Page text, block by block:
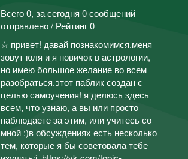
Всего 0, за сегодня 0 сообщений
отправлено / Рейтинг 0
☆ привет! давай познакомимся.меня
зовут юля и я новичок в астрологии,
но имею большое желание во всем
разобраться.этот паблик создан с
целью самоучения! я делюсь здесь
всем, что узнаю, а вы или просто
наблюдаете за этим, или учитесь со
мной :)в обсуждениях есть несколько
тем, которые я бы советовала тебе